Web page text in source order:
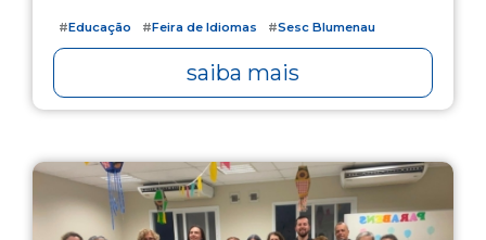
#Educação #Feira de Idiomas #Sesc Blumenau
saiba mais